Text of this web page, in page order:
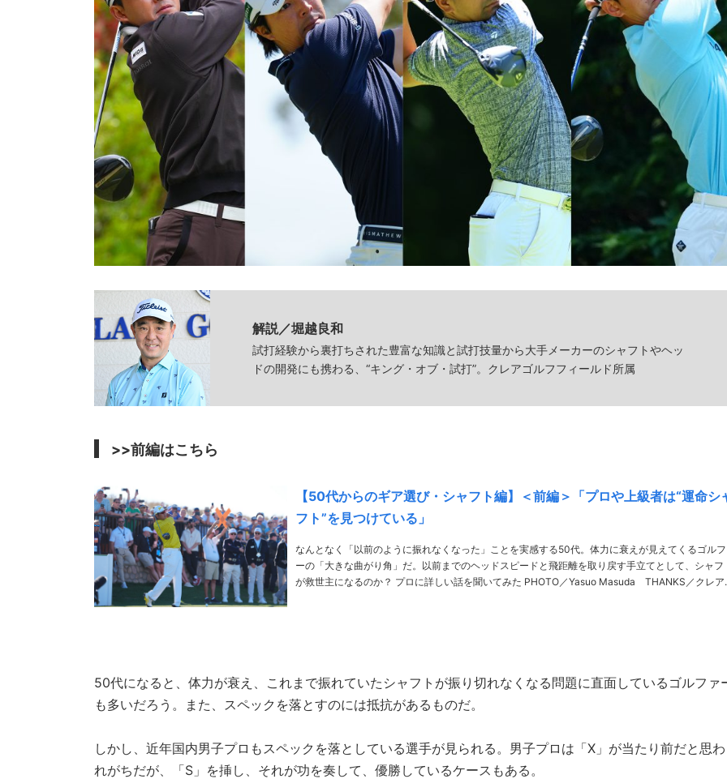
解説／堀越良和
試打経験から裏打ちされた豊富な知識と試打技量から大手メーカーのシャフトやヘッ
ドの開発にも携わる、“キング・オブ・試打”。クレアゴルフフィールド所属
>>前編はこちら
【50代からのギア選び・シャフト編】＜前編＞「プロや上級者は“運命シ
フト”を見つけている」
なんとなく「以前のように振れなくなった」ことを実感する50代。体力に衰えが見えてくるゴル
ーの「大きな曲がり角」だ。以前までのヘッドスピードと飛距離を取り戻す手立てとして、シャフ
が救世主になるのか？ プロに詳しい話を聞いてみた PHOTO／Yasuo Masuda THANKS／クレアゴ
50代になると、体力が衰え、これまで振れていたシャフトが振り切れなくなる問題に直面しているゴルファ
も多いだろう。また、スペックを落とすのには抵抗があるものだ。
しかし、近年国内男子プロもスペックを落としている選手が見られる。男子プロは「X」が当たり前だと思わ
れがちだが、「S」を挿し、それが功を奏して、優勝しているケースもある。